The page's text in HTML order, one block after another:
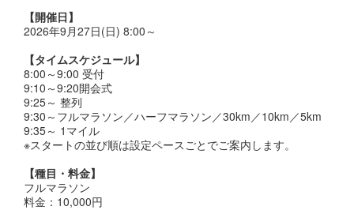
【開催日】
2026年9月27日(日) 8:00～
【タイムスケジュール】
8:00～9:00 受付
9:10～9:20開会式
9:25～ 整列
9:30～フルマラソン／ハーフマラソン／30km／10km／5km
9:35～ 1マイル
※スタートの並び順は設定ペースごとでご案内します。
【種目・料金】
フルマラソン
料金：10,000円